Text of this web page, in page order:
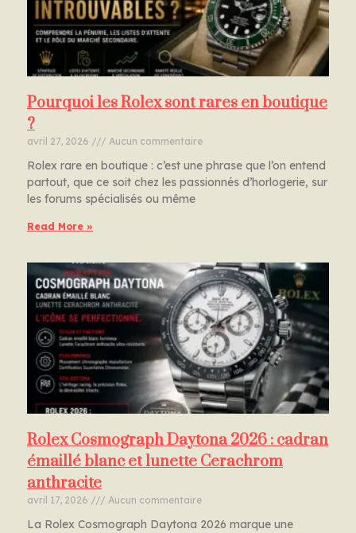
Pourquoi les Rolex sont rares en boutique
?
avril 27, 2026 Aucun commentaire
Rolex rare en boutique : c’est une phrase que l’on entend
partout, que ce soit chez les passionnés d’horlogerie, sur
les forums spécialisés ou même
Read More »
Rolex Cosmograph Daytona 2026 : cadran
émaillé blanc et lunette Cerachrom
anthracite
avril 17, 2026 Aucun commentaire
La Rolex Cosmograph Daytona 2026 marque une